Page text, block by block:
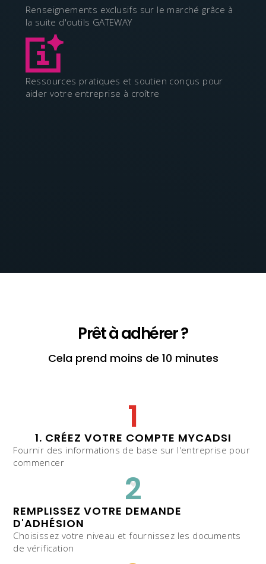
Renseignements exclusifs sur le marché grâce à
la suite d'outils GATEWAY
Ressources pratiques et soutien conçus pour
aider votre entreprise à croître
Prêt à adhérer ?
Cela prend moins de 10 minutes
1
1. CRÉEZ VOTRE COMPTE MYCADSI
Fournir des informations de base sur l'entreprise pour
commencer
2
REMPLISSEZ VOTRE DEMANDE
D'ADHÉSION
Choisissez votre niveau et fournissez les documents
de vérification